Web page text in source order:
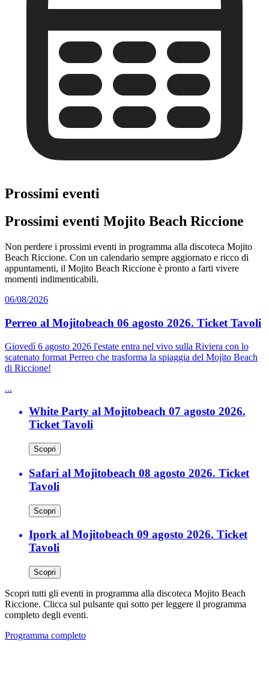
Prossimi eventi
Prossimi eventi Mojito Beach Riccione
Non perdere i prossimi eventi in programma alla discoteca Mojito
Beach Riccione. Con un calendario sempre aggiornato e ricco di
appuntamenti, il Mojito Beach Riccione è pronto a farti vivere
momenti indimenticabili.
06/08/2026
Perreo al Mojitobeach 06 agosto 2026. Ticket Tavoli
Giovedì 6 agosto 2026 l'estate entra nel vivo sulla Riviera con lo
scatenato format Perreo che trasforma la spiaggia del Mojito Beach
di Riccione!
...
White Party al Mojitobeach 07 agosto 2026.
Ticket Tavoli
Scopri
Safari al Mojitobeach 08 agosto 2026. Ticket
Tavoli
Scopri
Ipork al Mojitobeach 09 agosto 2026. Ticket
Tavoli
Scopri
Scopri tutti gli eventi in programma alla discoteca Mojito Beach
Riccione. Clicca sul pulsante qui sotto per leggere il programma
completo degli eventi.
Programma completo